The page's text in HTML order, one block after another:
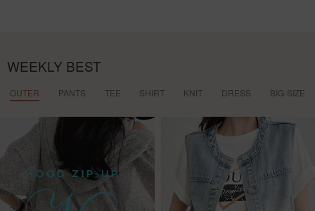
WEEKLY BEST
OUTER PANTS TEE SHIRT KNIT DRESS BIG-SIZE